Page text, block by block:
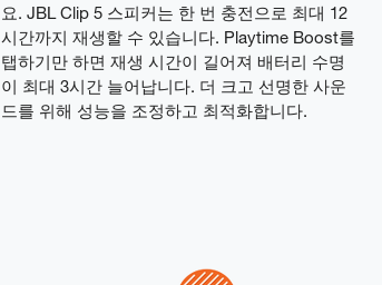
요. JBL Clip 5 스피커는 한 번 충전으로 최대 12
시간까지 재생할 수 있습니다. Playtime Boost를
탭하기만 하면 재생 시간이 길어져 배터리 수명
이 최대 3시간 늘어납니다. 더 크고 선명한 사운
드를 위해 성능을 조정하고 최적화합니다.